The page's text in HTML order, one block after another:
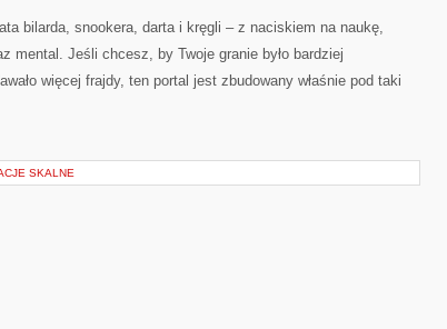
bilarda, snookera, darta i kręgli – z naciskiem na naukę,
mental. Jeśli chcesz, by Twoje granie było bardziej
więcej frajdy, ten portal jest zbudowany właśnie pod taki
SKALNE